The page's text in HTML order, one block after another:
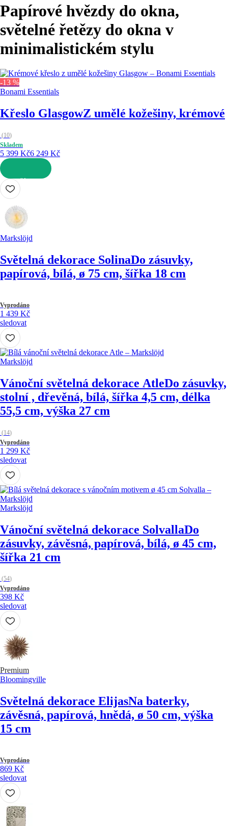
Papírové hvězdy do okna,
světelné řetězy do okna v
minimalistickém stylu
-13 %
Bonami Essentials
Křeslo GlasgowZ umělé kožešiny, krémové
(10)
Skladem
5 399 Kč6 249 Kč
DO KOŠÍKU
Markslöjd
Světelná dekorace SolinaDo zásuvky,
papírová, bílá, ø 75 cm, šířka 18 cm
Vyprodáno
1 439 Kč
sledovat
Markslöjd
Vánoční světelná dekorace AtleDo zásuvky,
stolní , dřevěná, bílá, šířka 4,5 cm, délka
55,5 cm, výška 27 cm
(14)
Vyprodáno
1 299 Kč
sledovat
Markslöjd
Vánoční světelná dekorace SolvallaDo
zásuvky, závěsná, papírová, bílá, ø 45 cm,
šířka 21 cm
(54)
Vyprodáno
398 Kč
sledovat
Premium
Bloomingville
Světelná dekorace ElijasNa baterky,
závěsná, papírová, hnědá, ø 50 cm, výška
15 cm
Vyprodáno
869 Kč
sledovat